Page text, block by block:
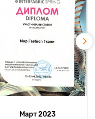
Март 2023